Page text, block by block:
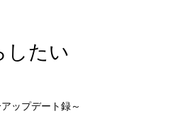
したい
ップデート録～